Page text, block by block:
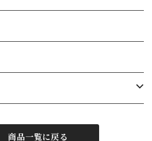
商品一覧に戻る